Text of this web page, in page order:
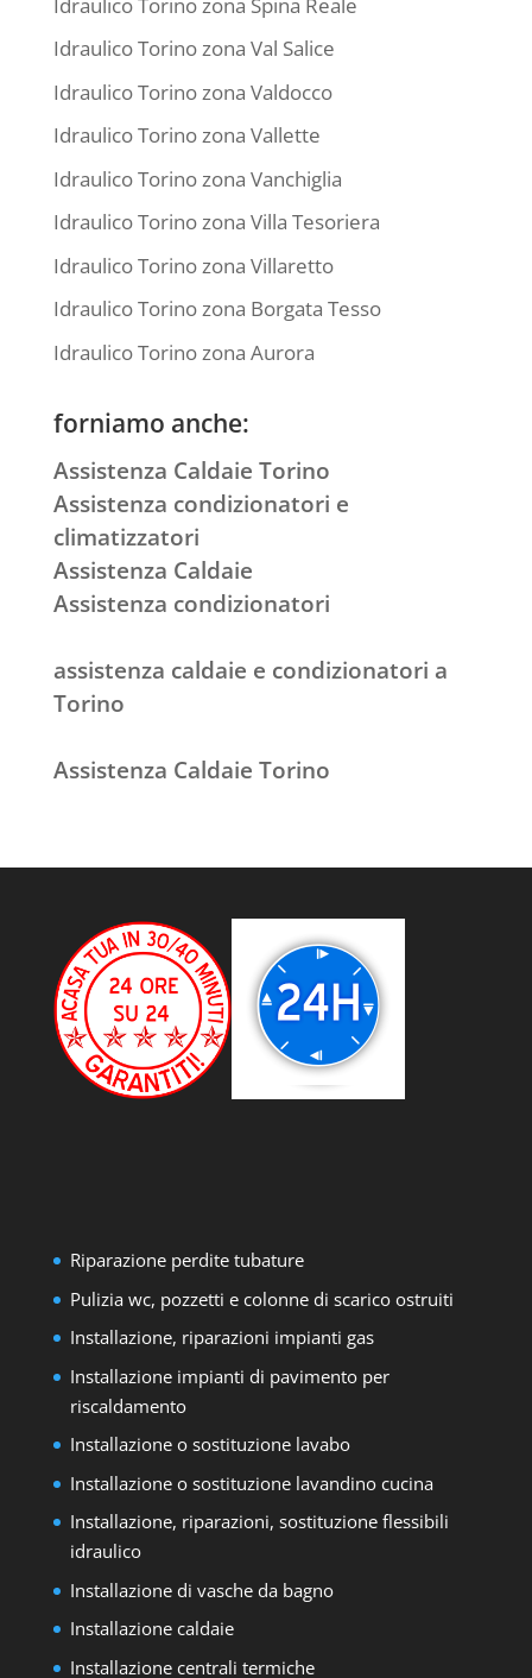
Idraulico Torino zona Val Salice
Idraulico Torino zona Valdocco
Idraulico Torino zona Vallette
Idraulico Torino zona Vanchiglia
Idraulico Torino zona Villa Tesoriera
Idraulico Torino zona Villaretto
Idraulico Torino zona Borgata Tesso
Idraulico Torino zona Aurora
forniamo anche:
Assistenza Caldaie Torino
Assistenza condizionatori e
climatizzatori
Assistenza Caldaie
Assistenza condizionatori
assistenza caldaie e condizionatori a
Torino
Assistenza Caldaie Torino
Riparazione perdite tubature
Pulizia wc, pozzetti e colonne di scarico ostruiti
Installazione, riparazioni impianti gas
Installazione impianti di pavimento per
riscaldamento
Installazione o sostituzione lavabo
Installazione o sostituzione lavandino cucina
Installazione, riparazioni, sostituzione flessibili
idraulico
Installazione di vasche da bagno
Installazione caldaie
Installazione centrali termiche